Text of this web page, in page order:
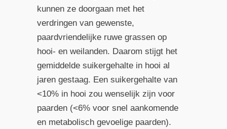
kunnen ze doorgaan met het
verdringen van gewenste,
paardvriendelijke ruwe grassen op
hooi- en weilanden. Daarom stijgt het
gemiddelde suikergehalte in hooi al
jaren gestaag. Een suikergehalte van
<10% in hooi zou wenselijk zijn voor
paarden (<6% voor snel aankomende
en metabolisch gevoelige paarden).